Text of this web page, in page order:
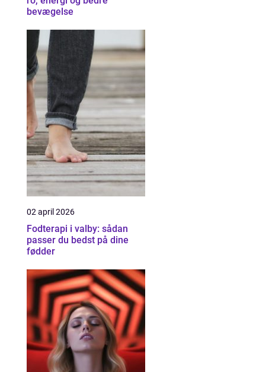
bevægelse
02 april 2026
Fodterapi i valby: sådan
passer du bedst på dine
fødder